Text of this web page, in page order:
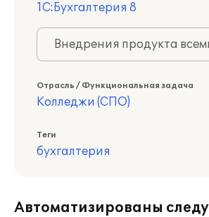
1С:Бухгалтерия 8
Внедрения продукта
Отрасль / Функциональная задача
Колледжи (СПО)
Теги
бухгалтерия
Автоматизированы